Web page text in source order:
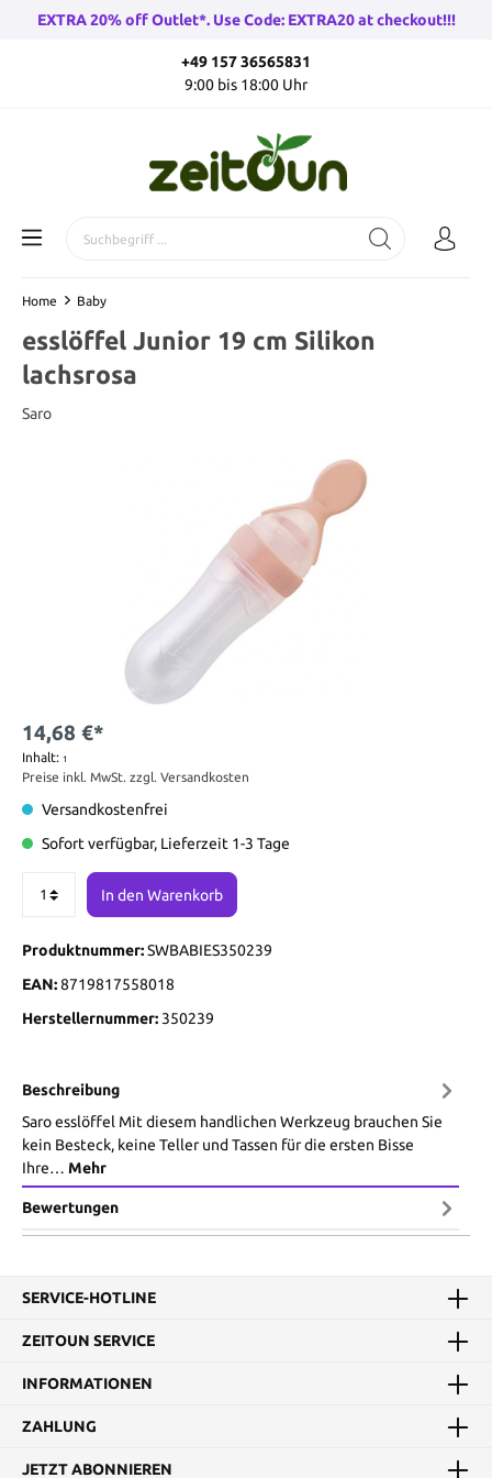
EXTRA 20% off Outlet*. Use Code: EXTRA20 at checkout!!!
+49 157 36565831
9:00 bis 18:00 Uhr
Home Baby
esslöffel Junior 19 cm Silikon
lachsrosa
Saro
14,68 €*
Inhalt: 1
Preise inkl. MwSt. zzgl. Versandkosten
Versandkostenfrei
Sofort verfügbar, Lieferzeit 1-3 Tage
In den Warenkorb
Produktnummer:SWBABIES350239
EAN:8719817558018
Herstellernummer: 350239
Beschreibung
Saro esslöffel Mit diesem handlichen Werkzeug brauchen Sie
kein Besteck, keine Teller und Tassen für die ersten Bisse
Ihre… Mehr
Bewertungen
SERVICE-HOTLINE
ZEITOUN SERVICE
INFORMATIONEN
ZAHLUNG
JETZT ABONNIEREN